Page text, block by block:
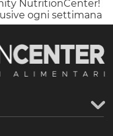
NutritionCenter!
ogni settimana